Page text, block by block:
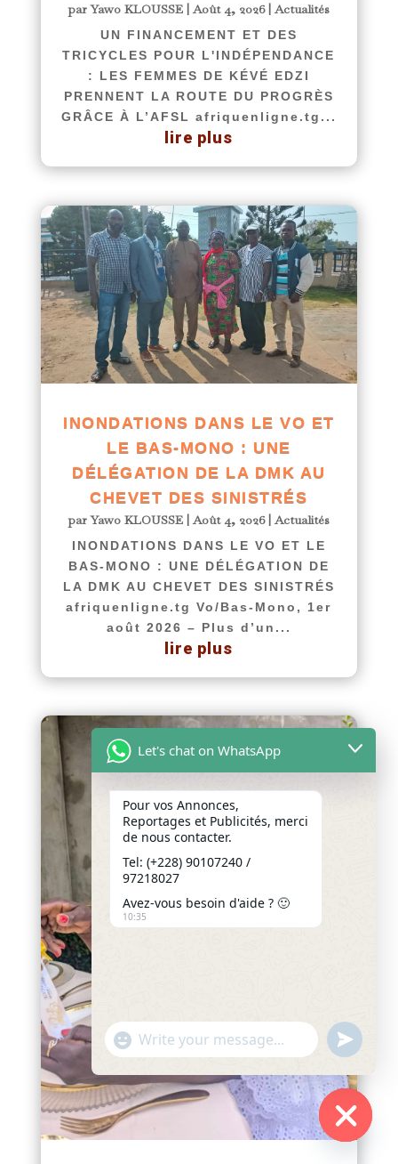
parYawo KLOUSSE |Août 4, 2026|Actualités
UN FINANCEMENT ET DES
TRICYCLES POUR L'INDÉPENDANCE
: LES FEMMES DE KÉVÉ EDZI
PRENNENT LA ROUTE DU PROGRÈS
GRÂCE À L’AFSL afriquenligne.tg...
lire plus
INONDATIONS DANS LE VO ET
LE BAS-MONO : UNE
DÉLÉGATION DE LA DMK AU
CHEVET DES SINISTRÉS
parYawo KLOUSSE |Août 4, 2026|Actualités
INONDATIONS DANS LE VO ET LE
BAS-MONO : UNE DÉLÉGATION DE
LA DMK AU CHEVET DES SINISTRÉS
afriquenligne.tg Vo/Bas-Mono, 1er
août 2026 – Plus d’un...
lire plus
Let's chat on WhatsApp
Pour vos Annonces,
Reportages et Publicités, merci
de nous contacter.
Tel: (+228) 90107240 /
97218027
Avez-vous besoin d'aide ? 🙂
10:35
"+chaty_settings.lang.emoji_picker+"
WhatsApp
undefined